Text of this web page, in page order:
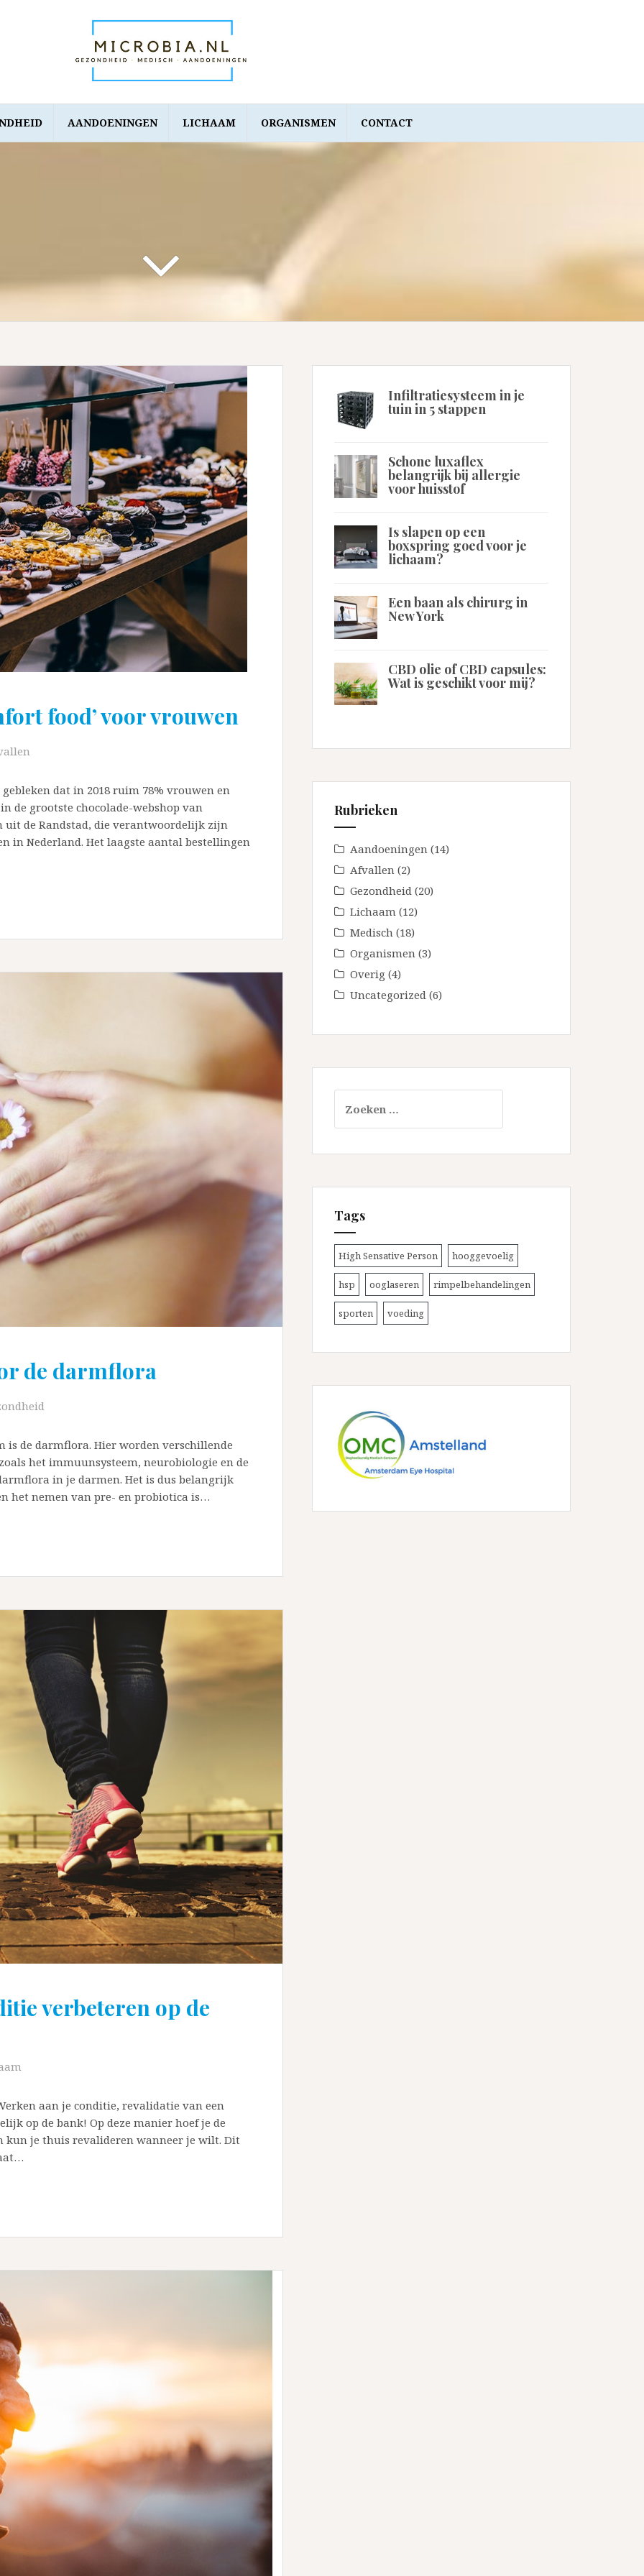
AANDOENINGEN LICHAAM ORGANISMEN CONTACT
food’ voor vrouwen
dat in 2018 ruim 78% vrouwen en
de grootste chocolade-webshop van
uit de Randstad, die verantwoordelijk zijn
in Nederland. Het laagste aantal bestellingen
de darmflora
is de darmflora. Hier worden verschillende
het immuunsysteem, neurobiologie en de
in je darmen. Het is dus belangrijk
het nemen van pre- en probiotica is…
verbeteren op de
aan je conditie, revalidatie van een
op de bank! Op deze manier hoef je de
kun je thuis revalideren wanneer je wilt. Dit
Infiltratiesysteem in je
tuin in 5 stappen
Schone luxaflex
belangrijk bij allergie
voor huisstof
Is slapen op een
boxspring goed voor je
lichaam?
Een baan als chirurg in
New York
CBD olie of CBD capsules:
Wat is geschikt voor mij?
Rubrieken
Aandoeningen (14)
Afvallen (2)
Gezondheid (20)
Lichaam (12)
Medisch (18)
Organismen (3)
Overig (4)
Uncategorized (6)
naar:
Tags
High Sensative Person hooggevoelig
hsp ooglaseren rimpelbehandelingen
sporten voeding